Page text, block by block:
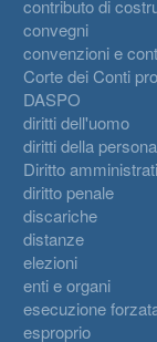
contributo di
convegni
convenzioni e
Corte dei Conti
DASPO
diritti dell'uomo
diritti della persona
Diritto
diritto penale
discariche
distanze
elezioni
enti e organi
esecuzione
esproprio